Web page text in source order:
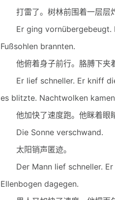
打雷了。树林前围着一层层灼
Er ging vornübergebeugt.
Fußsohlen brannten.
他俯着身子前行。胳膊下夹着
Er lief schneller. Er kniff die
es blitzte. Nachtwolken
他加快了速度跑。他眯着眼睛
Die Sonne verschwand.
太阳销声匿迹。
Der Mann lief schneller. Er
Ellenbogen dagegen.